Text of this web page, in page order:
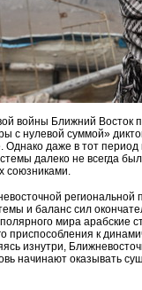
войны Ближний
с нулевой суммой»
Однако даже в тот
далеко не всегда
союзниками.
региональной
и баланс сил
мира арабские
приспособления к
изнутри,
начинают оказывать